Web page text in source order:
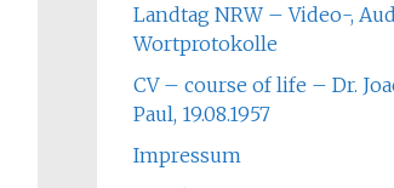
Landtag NRW – Video-,
Wortprotokolle
CV – course of life – Dr.
Paul, 19.08.1957
Impressum